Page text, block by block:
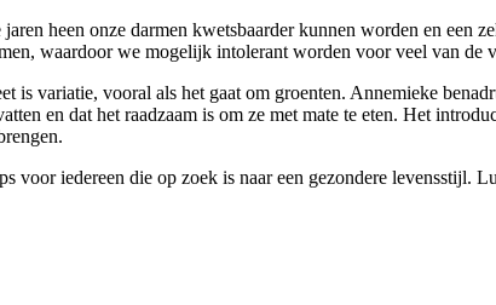
heen onze darmen kwetsbaarder kunnen worden en een
waardoor we mogelijk intolerant worden voor veel van de
is variatie, vooral als het gaat om groenten. Annemieke
en dat het raadzaam is om ze met mate te eten. Het
voor iedereen die op zoek is naar een gezondere